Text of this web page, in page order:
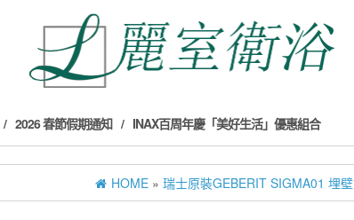
2026 春節假期通知 INAX百周年慶「美好生活」優惠組合
HOME » 瑞士原裝GEBERIT SIGMA01 埋